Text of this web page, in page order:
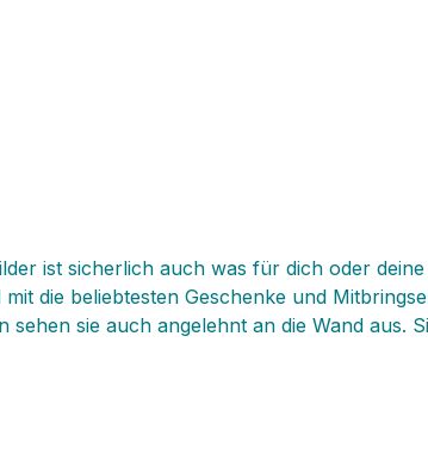
ist sicherlich auch was für dich oder
die beliebtesten Geschenke und
sie auch angelehnt an die Wand aus.